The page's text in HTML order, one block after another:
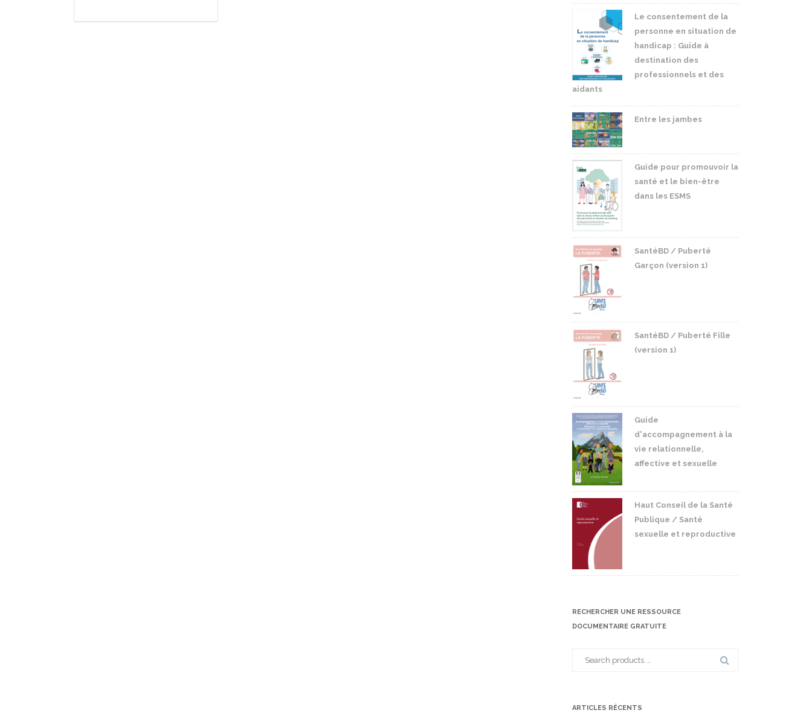
Le consentement de la
personne en situation de
handicap : Guide à
destination des
professionnels et des
aidants
Entre les jambes
Guide pour promouvoir la
santé et le bien-être
dans les ESMS
SantéBD / Puberté
Garçon (version 1)
SantéBD / Puberté Fille
(version 1)
Guide
d'accompagnement à la
vie relationnelle,
affective et sexuelle
Haut Conseil de la Santé
Publique / Santé
sexuelle et reproductive
RECHERCHER UNE RESSOURCE
DOCUMENTAIRE GRATUITE
ARTICLES RÉCENTS